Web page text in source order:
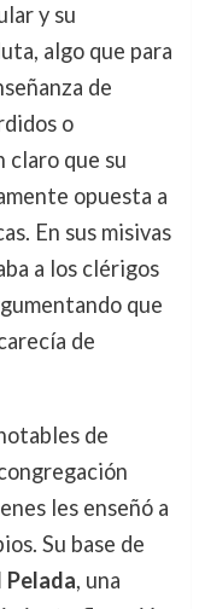
y su
algo que para
de
o
claro que su
opuesta a
En sus misivas
a los clérigos
que
de
de
les enseñó a
Su base de
Pelada, una